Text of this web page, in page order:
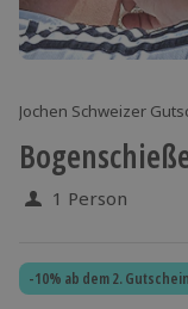
Jochen Schweizer
1 Person
-10% ab dem 2. Gutschein